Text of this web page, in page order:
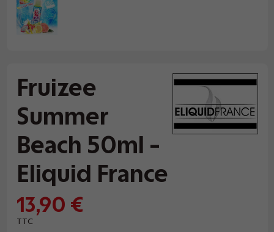
Fruizee
Summer
Beach 50ml -
Eliquid France
13,90 €
TTC